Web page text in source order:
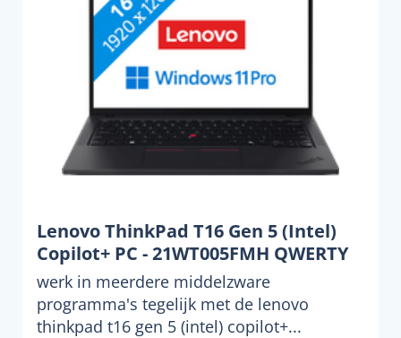
Lenovo ThinkPad T16 Gen 5 (Intel)
Copilot+ PC - 21WT005FMH QWERTY
werk in meerdere middelzware
programma's tegelijk met de lenovo
thinkpad t16 gen 5 (intel) copilot+...